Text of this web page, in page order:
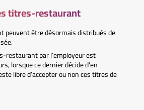
titres-restaurant
peuvent être désormais distribués de
restaurant par l’employeur est
lorsque ce dernier décide d’en
libre d’accepter ou non ces titres de